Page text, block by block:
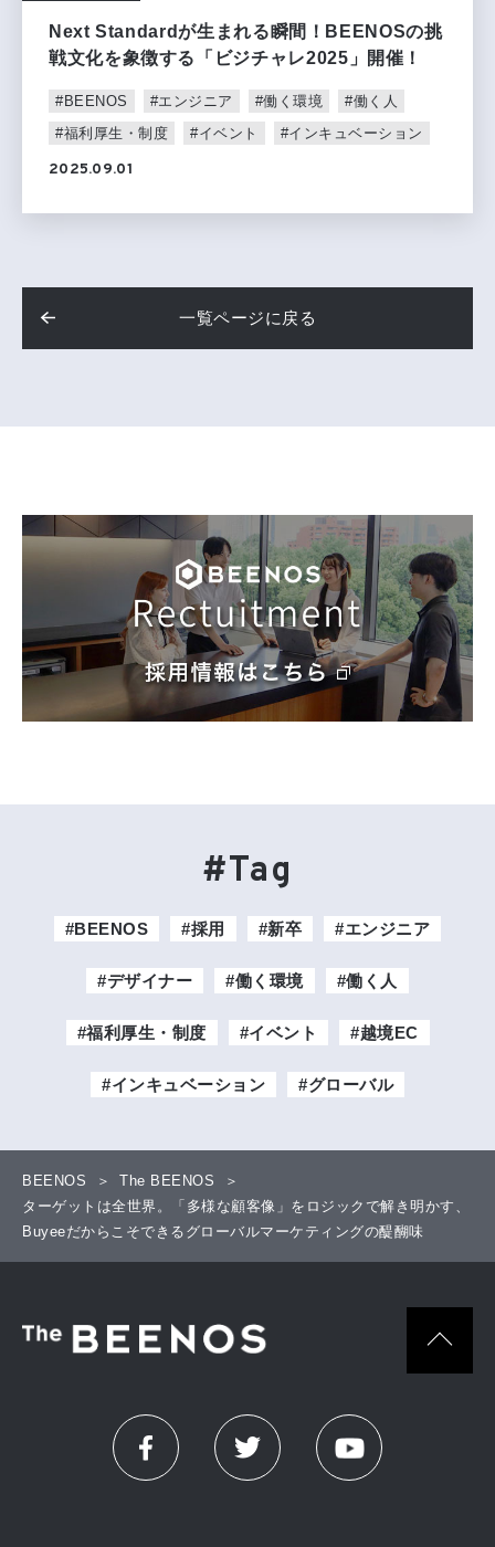
Next Standardが生まれる瞬間！BEENOSの挑
戦文化を象徴する「ビジチャレ2025」開催！
#BEENOS #エンジニア #働く環境
#働く人
#福利厚生・制度
#イベント #インキュベーション
2025.09.01
一覧ページに戻る
#Tag
#BEENOS #採用 #新卒 #エンジニア
#デザイナー #働く環境 #働く人
#福利厚生・制度 #イベント #越境EC
#インキュベーション #グローバル
BEENOS
The BEENOS
ターゲットは全世界。「多様な顧客像」をロジックで解き明かす、
Buyeeだからこそできるグローバルマーケティングの醍醐味